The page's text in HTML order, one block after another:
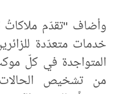
وأضاف "تقدّم ملاكاتُ
خدمات متعدّدة
المتواجدة في كلّ
من تشخيص